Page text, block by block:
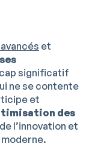
et
significatif
ne se contente
et
des
l’innovation et